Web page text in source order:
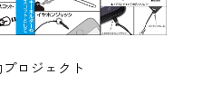
ロジェクト